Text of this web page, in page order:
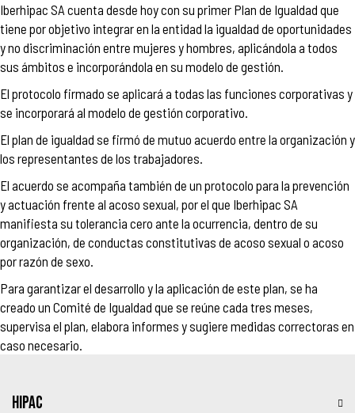
Iberhipac SA cuenta desde hoy con su primer Plan de Igualdad que
tiene por objetivo integrar en la entidad la igualdad de oportunidades
y no discriminación entre mujeres y hombres, aplicándola a todos
sus ámbitos e incorporándola en su modelo de gestión.
El protocolo firmado se aplicará a todas las funciones corporativas y
se incorporará al modelo de gestión corporativo.
El plan de igualdad se firmó de mutuo acuerdo entre la organización y
los representantes de los trabajadores.
El acuerdo se acompaña también de un protocolo para la prevención
y actuación frente al acoso sexual, por el que Iberhipac SA
manifiesta su tolerancia cero ante la ocurrencia, dentro de su
organización, de conductas constitutivas de acoso sexual o acoso
por razón de sexo.
Para garantizar el desarrollo y la aplicación de este plan, se ha
creado un Comité de Igualdad que se reúne cada tres meses,
supervisa el plan, elabora informes y sugiere medidas correctoras en
caso necesario.
HIPAC